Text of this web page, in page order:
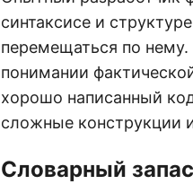
синтаксисе и
перемещаться по
понимании
хорошо написанный
сложные конструкции
Словарный